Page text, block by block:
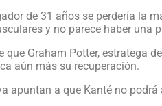
de 31 años se perdería la
y no parece haber una
que Graham Potter, estratega
aún más su recuperación.
apuntan a que Kanté no